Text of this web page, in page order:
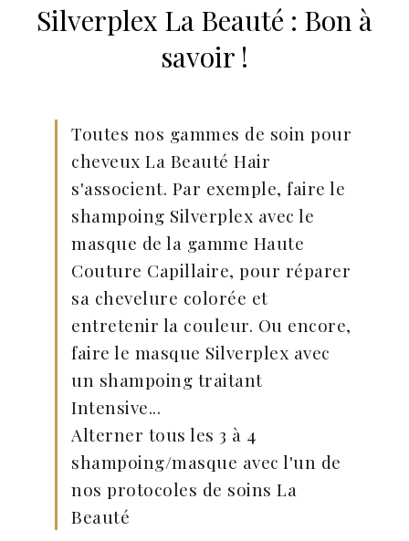
Silverplex La Beauté : Bon à
savoir !
Toutes nos gammes de soin pour
cheveux La Beauté Hair
s'associent. Par exemple, faire le
shampoing Silverplex avec le
masque de la gamme Haute
Couture Capillaire, pour réparer
sa chevelure colorée et
entretenir la couleur. Ou encore,
faire le masque Silverplex avec
un shampoing traitant
Intensive...
Alterner tous les 3 à 4
shampoing/masque avec l'un de
nos protocoles de soins La
Beauté